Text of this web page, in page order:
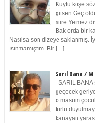
Kuytu köşe
gitsen Geç
şiire Yetmez
Bak orda bir
Nasılsa son dizeye saklanmış.
ısınmamıştım. Bir […]
Sarıl Bana /
SARIL
geçecek
o masum
türlü
kanayan